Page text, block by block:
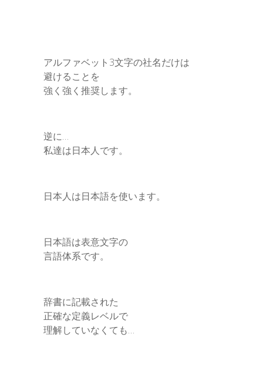
アルファベット3文字の社名だけは
避けることを
強く強く推奨します。
逆に…
私達は日本人です。
日本人は日本語を使います。
日本語は表意文字の
言語体系です。
辞書に記載された
正確な定義レベルで
理解していなくても…